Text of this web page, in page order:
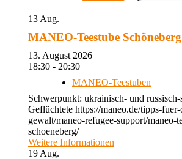
13 Aug.
MANEO-Teestube Schöneberg
13. August 2026
18:30 - 20:30
MANEO-Teestuben
Schwerpunkt: ukrainisch- und russisch-
Geflüchtete https://maneo.de/tipps-
gewalt/maneo-refugee-support/maneo-
schoeneberg/
Weitere Informationen
19 Aug.